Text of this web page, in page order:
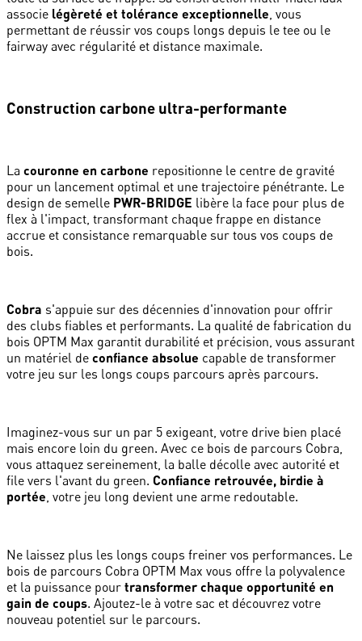
associe légèreté et tolérance exceptionnelle, vous
permettant de réussir vos coups longs depuis le tee ou le
fairway avec régularité et distance maximale.
Construction carbone ultra-performante
La couronne en carbone repositionne le centre de gravité
pour un lancement optimal et une trajectoire pénétrante. Le
design de semelle PWR-BRIDGE libère la face pour plus de
flex à l'impact, transformant chaque frappe en distance
accrue et consistance remarquable sur tous vos coups de
bois.
Cobra s'appuie sur des décennies d'innovation pour offrir
des clubs fiables et performants. La qualité de fabrication du
bois OPTM Max garantit durabilité et précision, vous assurant
un matériel de confiance absolue capable de transformer
votre jeu sur les longs coups parcours après parcours.
Imaginez-vous sur un par 5 exigeant, votre drive bien placé
mais encore loin du green. Avec ce bois de parcours Cobra,
vous attaquez sereinement, la balle décolle avec autorité et
file vers l'avant du green. Confiance retrouvée, birdie à
portée , votre jeu long devient une arme redoutable.
Ne laissez plus les longs coups freiner vos performances. Le
bois de parcours Cobra OPTM Max vous offre la polyvalence
et la puissance pour transformer chaque opportunité en
gain de coups. Ajoutez-le à votre sac et découvrez votre
nouveau potentiel sur le parcours.